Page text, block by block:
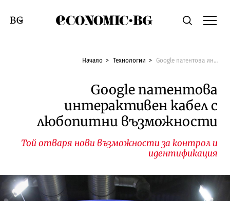
Economic.bgТърсене
Смяна на език
Начало Технологии Google патентова интерактивен кабел с любопитни възможности
Google патентова
интерактивен кабел с
любопитни възможности
Той отваря нови възможности за контрол и
идентификация